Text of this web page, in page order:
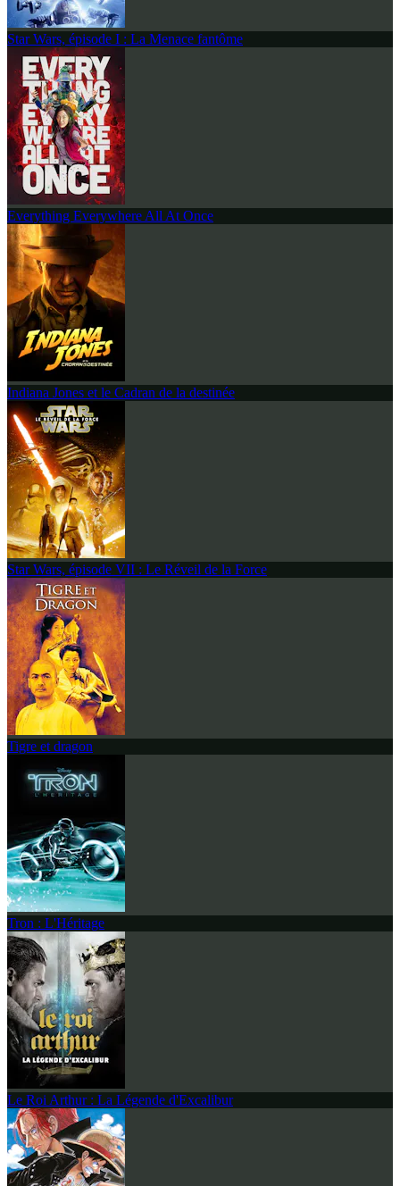
Star Wars, épisode I : La Menace fantôme
Everything Everywhere All At Once
Indiana Jones et le Cadran de la destinée
Star Wars, épisode VII : Le Réveil de la Force
Tigre et dragon
Tron : L'Héritage
Le Roi Arthur : La Légende d'Excalibur